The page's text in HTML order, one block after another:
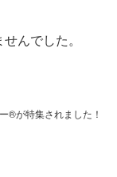
んでした。
®︎が特集されました！